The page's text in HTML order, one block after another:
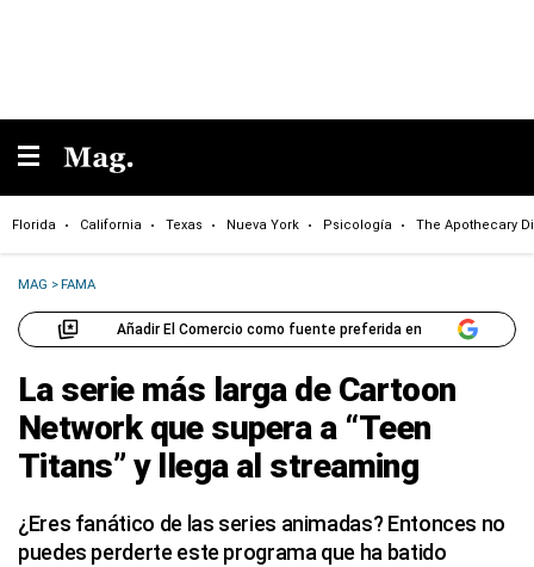
Florida California Texas Nueva York Psicología The Apothecary
MAG >FAMA
Añadir El Comercio como fuente preferida en
La serie más larga de Cartoon
Network que supera a “Teen
Titans” y llega al streaming
¿Eres fanático de las series animadas? Entonces no
puedes perderte este programa que ha batido